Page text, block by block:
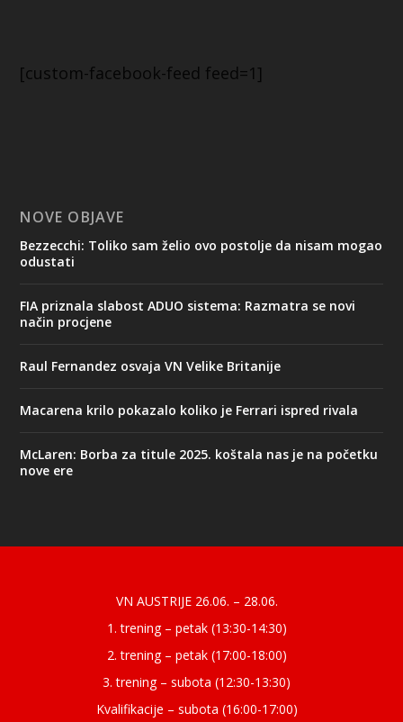
[custom-facebook-feed feed=1]
NOVE OBJAVE
Bezzecchi: Toliko sam želio ovo postolje da nisam mogao
odustati
FIA priznala slabost ADUO sistema: Razmatra se novi
način procjene
Raul Fernandez osvaja VN Velike Britanije
Macarena krilo pokazalo koliko je Ferrari ispred rivala
McLaren: Borba za titule 2025. koštala nas je na početku
nove ere
VN AUSTRIJE 26.06. – 28.06.
1. trening – petak (13:30-14:30)
2. trening – petak (17:00-18:00)
3. trening – subota (12:30-13:30)
Kvalifikacije – subota (16:00-17:00)